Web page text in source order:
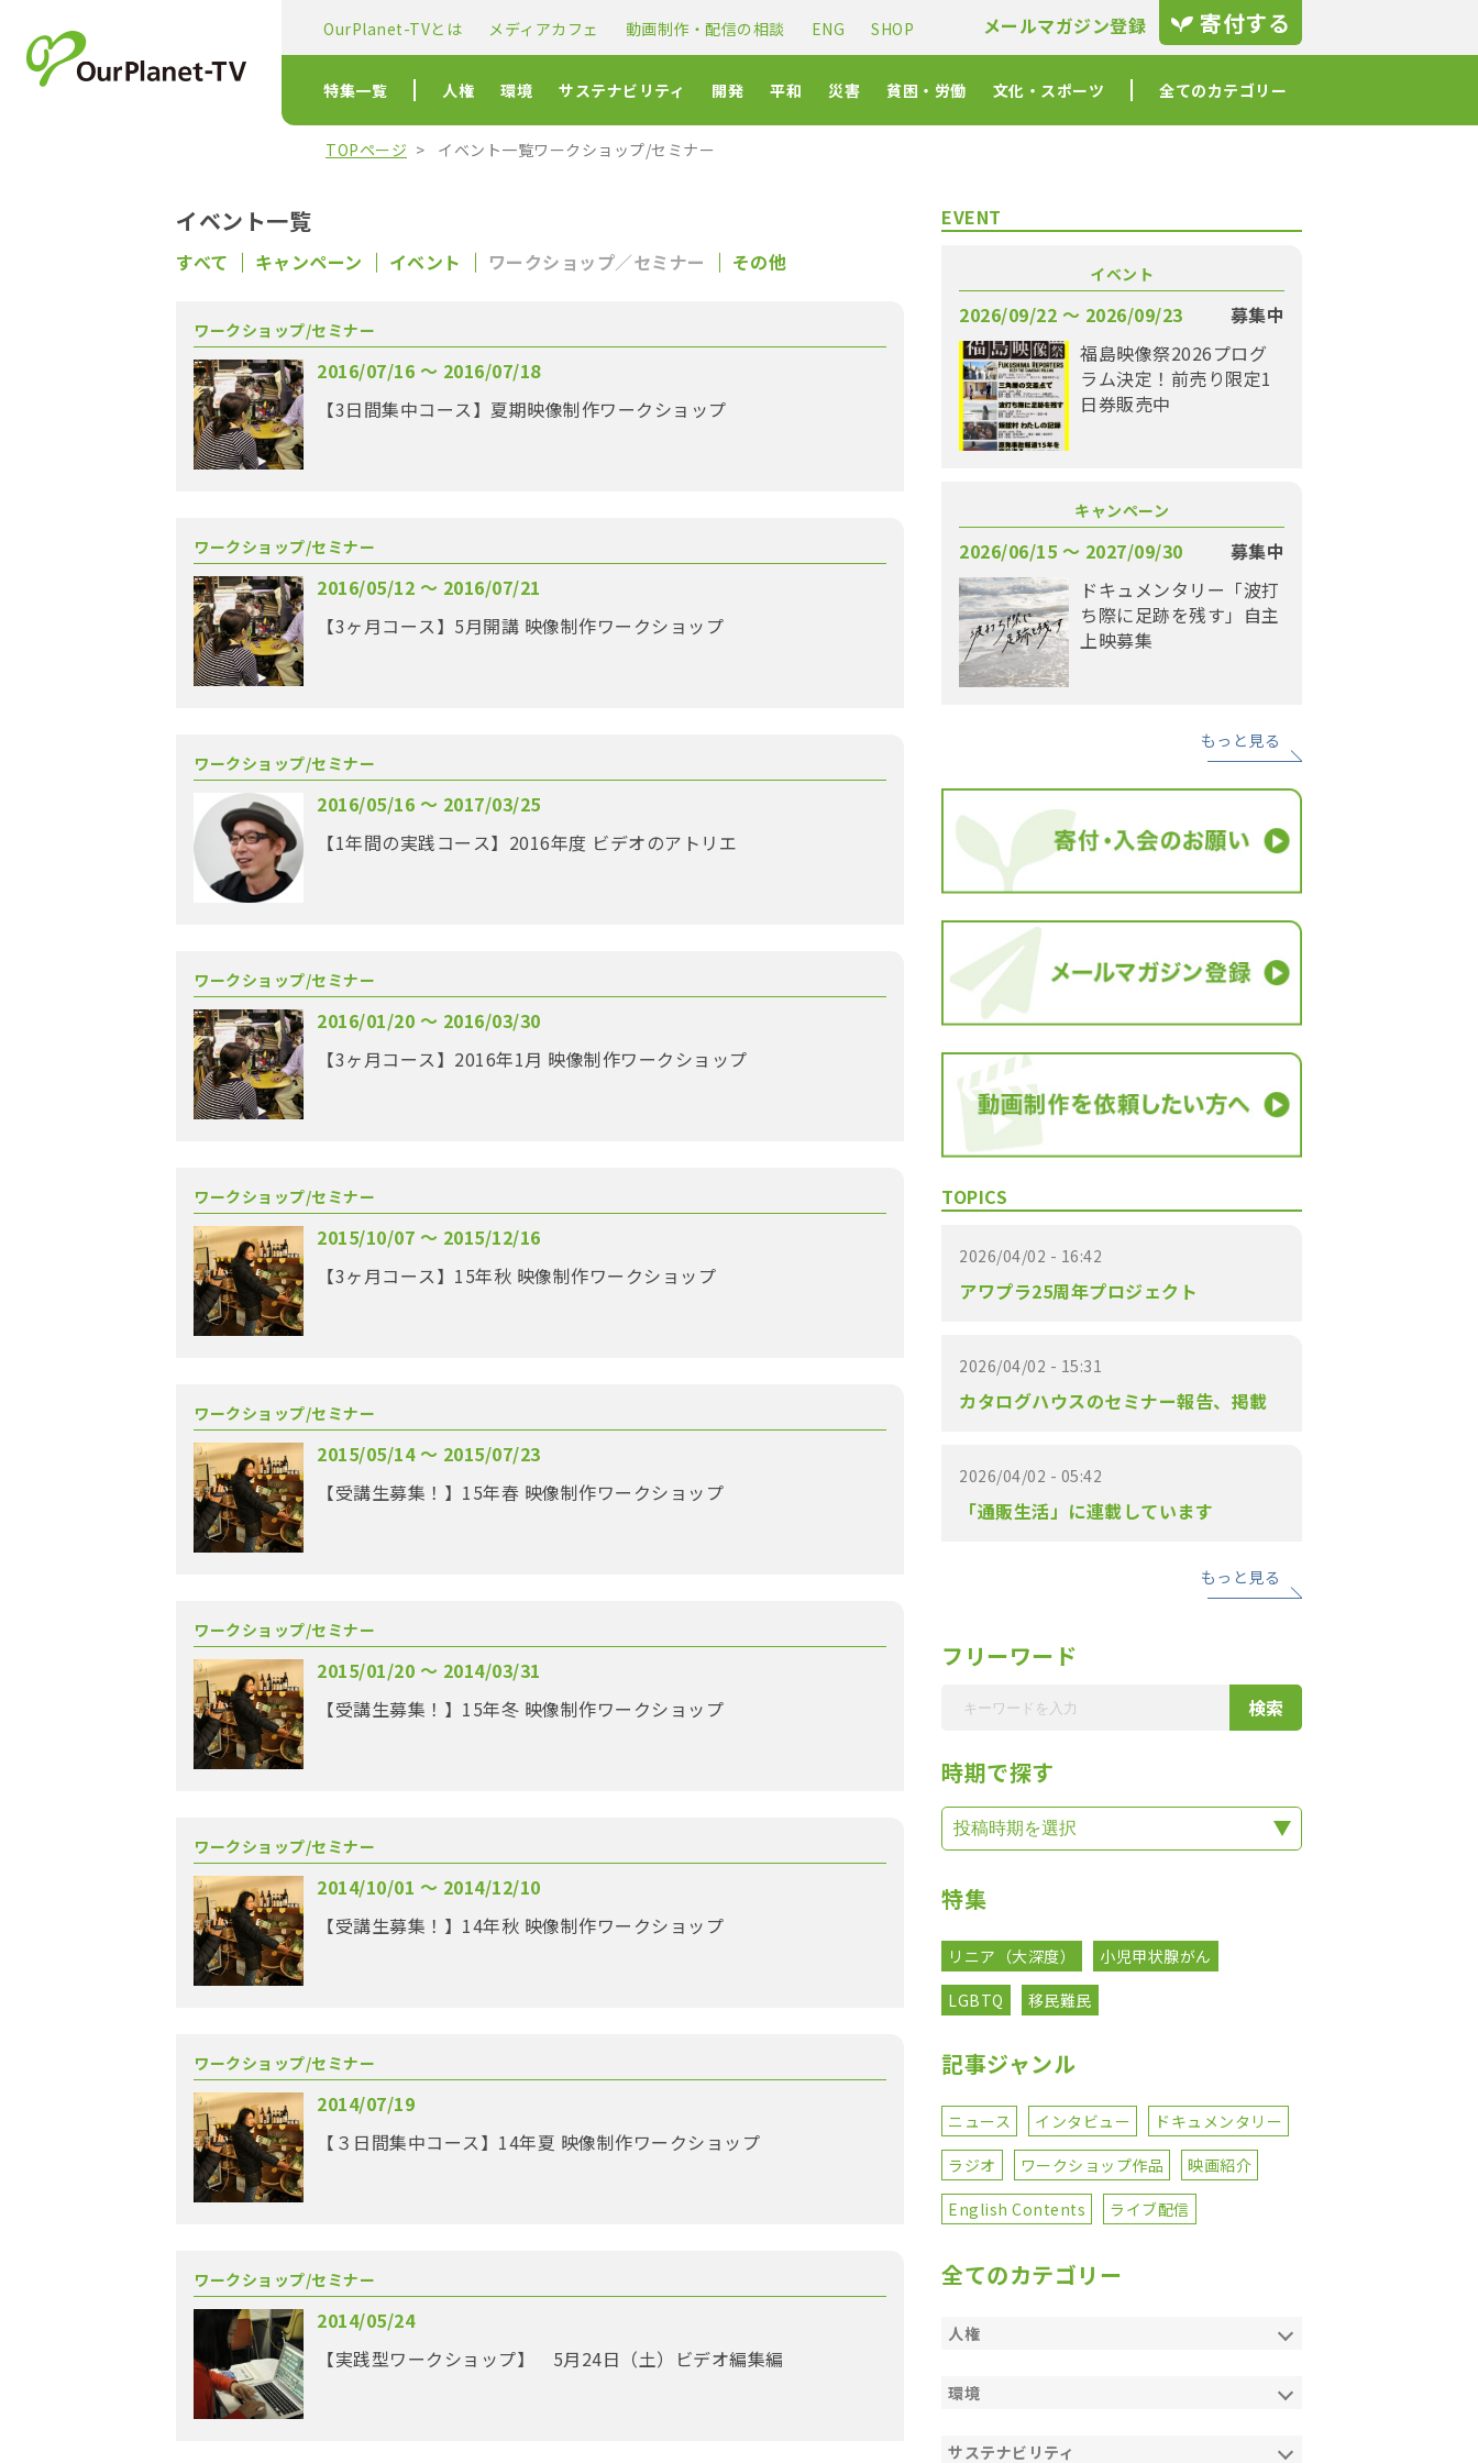
OurPlanet-TVとは メディアカフェ 動画制作・配信の相談 ENG SHOP メールマガジン登録 寄付する
特集一覧 人権 環境 サステナビリティ 開発 平和 災害 貧困・労働 文化・スポーツ 全てのカテゴリー
TOPページ イベント一覧ワークショップ/セミナー
イベント一覧
すべて キャンペーン イベント ワークショップ／セミナー その他
ワークショップ/セミナー
2016/07/16 〜 2016/07/18
【3日間集中コース】夏期映像制作ワークショップ
ワークショップ/セミナー
2016/05/12 〜 2016/07/21
【3ヶ月コース】5月開講 映像制作ワークショップ
ワークショップ/セミナー
2016/05/16 〜 2017/03/25
【1年間の実践コース】2016年度 ビデオのアトリエ
ワークショップ/セミナー
2016/01/20 〜 2016/03/30
【3ヶ月コース】2016年1月 映像制作ワークショップ
ワークショップ/セミナー
2015/10/07 〜 2015/12/16
【3ヶ月コース】15年秋 映像制作ワークショップ
ワークショップ/セミナー
2015/05/14 〜 2015/07/23
【受講生募集！】15年春 映像制作ワークショップ
ワークショップ/セミナー
2015/01/20 〜 2014/03/31
【受講生募集！】15年冬 映像制作ワークショップ
ワークショップ/セミナー
2014/10/01 〜 2014/12/10
【受講生募集！】14年秋 映像制作ワークショップ
ワークショップ/セミナー
2014/07/19
【３日間集中コース】14年夏 映像制作ワークショップ
ワークショップ/セミナー
2014/05/24
【実践型ワークショップ】 5月24日（土）ビデオ編集編
EVENT
イベント
2026/09/22 〜 2026/09/23
募集中
福島映像祭2026プログ
ラム決定！前売り限定1
日券販売中
キャンペーン
2026/06/15 〜 2027/09/30
募集中
ドキュメンタリー「波打
ち際に足跡を残す」自主
上映募集
もっと見る
TOPICS
2026/04/02 - 16:42
アワプラ25周年プロジェクト
2026/04/02 - 15:31
カタログハウスのセミナー報告、掲載
2026/04/02 - 05:42
「通販生活」に連載しています
もっと見る
フリーワード
時期で探す
特集
リニア（大深度）
小児甲状腺がん
LGBTQ
移民難民
記事ジャンル
ニュース インタビュー
ドキュメンタリー
ラジオ
ワークショップ作品
映画紹介
English Contents
ライブ配信
全てのカテゴリー
人権
環境
サステナビリティ